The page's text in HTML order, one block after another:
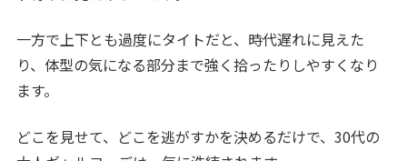
一方で上下とも過度にタイトだと、時代遅れに見えた
り、体型の気になる部分まで強く拾ったりしやすくなり
ます。
どこを見せて、どこを逃がすかを決めるだけで、30代の